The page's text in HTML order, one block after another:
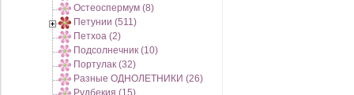
Остеоспермум (8)
Петунии (511)
Петхоа (2)
Подсолнечник (10)
Портулак (32)
Разные ОДНОЛЕТНИКИ (26)
Рудбекия (15)